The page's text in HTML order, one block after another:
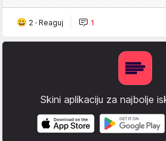
2 · Reaguj 1
Skini aplikaciju za najbolje